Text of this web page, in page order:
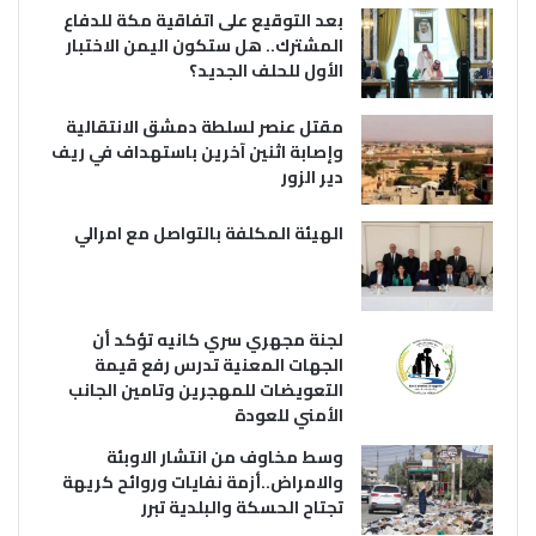
بعد التوقيع على اتفاقية مكة للدفاع
المشترك.. هل ستكون اليمن الاختبار
الأول للحلف الجديد؟
مقتل عنصر لسلطة دمشق الانتقالية
وإصابة اثنين آخرين باستهداف في ريف
دير الزور
الهيئة المكلفة بالتواصل مع امرالي
لجنة مجهري سري كانيه تؤكد أن
الجهات المعنية تدرس رفع قيمة
التعويضات للمهجرين وتامين الجانب
الأمني للعودة
وسط مخاوف من انتشار الاوبئة
والامراض..أزمة نفايات وروائح كريهة
تجتاح الحسكة والبلدية تبرر